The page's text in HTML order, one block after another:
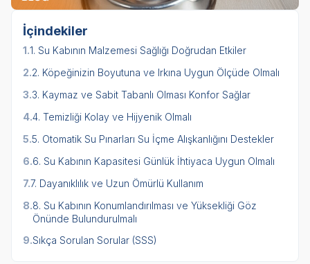
İçindekiler
1.1. Su Kabının Malzemesi Sağlığı Doğrudan Etkiler
2.2. Köpeğinizin Boyutuna ve Irkına Uygun Ölçüde Olmalı
3.3. Kaymaz ve Sabit Tabanlı Olması Konfor Sağlar
4.4. Temizliği Kolay ve Hijyenik Olmalı
5.5. Otomatik Su Pınarları Su İçme Alışkanlığını Destekler
6.6. Su Kabının Kapasitesi Günlük İhtiyaca Uygun Olmalı
7.7. Dayanıklılık ve Uzun Ömürlü Kullanım
8.8. Su Kabının Konumlandırılması ve Yüksekliği Göz
Önünde Bulundurulmalı
9.Sıkça Sorulan Sorular (SSS)